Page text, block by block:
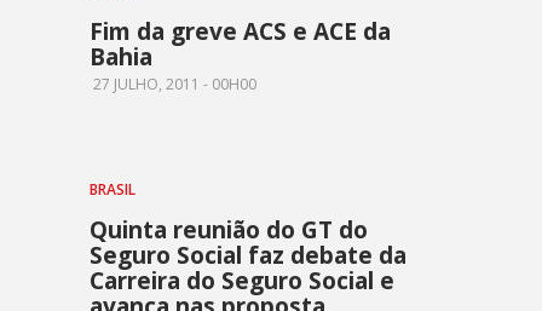
Fim da greve ACS e ACE da
Bahia
27 JULHO, 2011 - 00H00
BRASIL
Quinta reunião do GT do
Seguro Social faz debate da
Carreira do Seguro Social e